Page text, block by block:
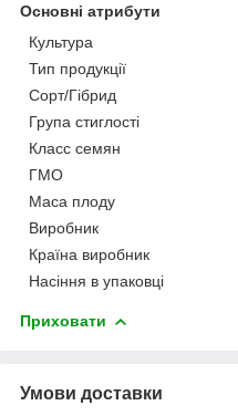
Основні атрибути
Культура
Тип продукції
Сорт/Гібрид
Група стиглості
Класс семян
ГМО
Маса плоду
Виробник
Країна виробник
Насіння в упаковці
Приховати
Умови доставки